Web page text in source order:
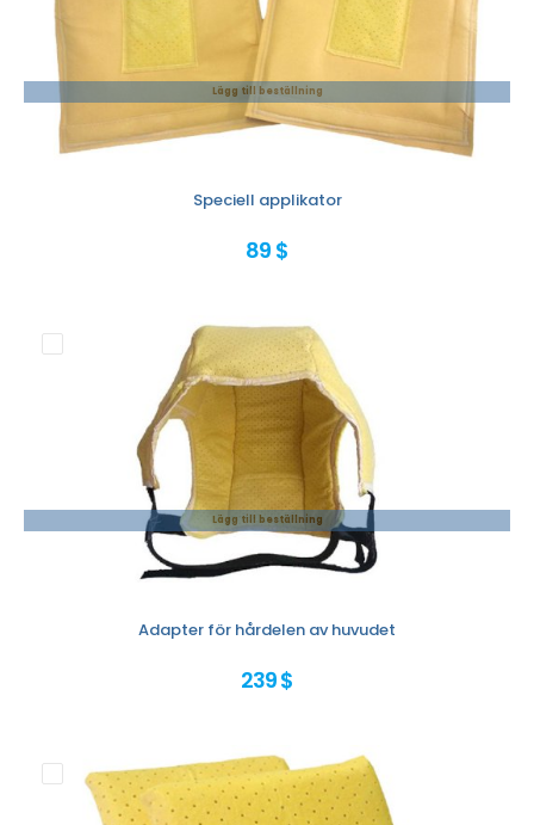
Lägg till beställning
Speciell applikator
89 $
Lägg till beställning
Adapter för hårdelen av huvudet
239 $